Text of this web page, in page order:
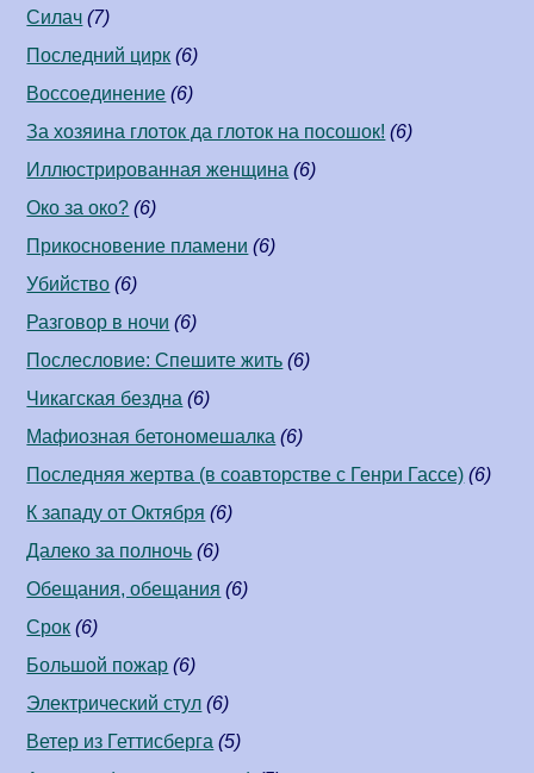
Силач (7)
Последний цирк (6)
Воссоединение (6)
За хозяина глоток да глоток на посошок! (6)
Иллюстрированная женщина (6)
Око за око? (6)
Прикосновение пламени (6)
Убийство (6)
Разговор в ночи (6)
Послесловие: Спешите жить (6)
Чикагская бездна (6)
Мафиозная бетономешалка (6)
Последняя жертва (в соавторстве c Генри Гассе) (6)
К западу от Октября (6)
Далеко за полночь (6)
Обещания, обещания (6)
Срок (6)
Большой пожар (6)
Электрический стул (6)
Ветер из Геттисберга (5)